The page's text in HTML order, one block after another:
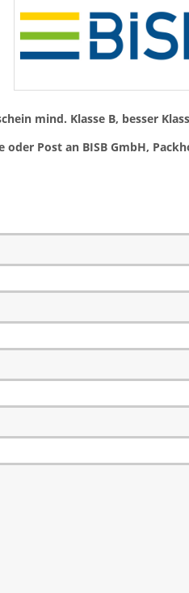
mind. Klasse B, besser
oder Post an BISB GmbH,